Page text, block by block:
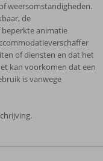
weersomstandigheden.
de
animatie
of diensten en dat het
kan voorkomen dat een
is vanwege